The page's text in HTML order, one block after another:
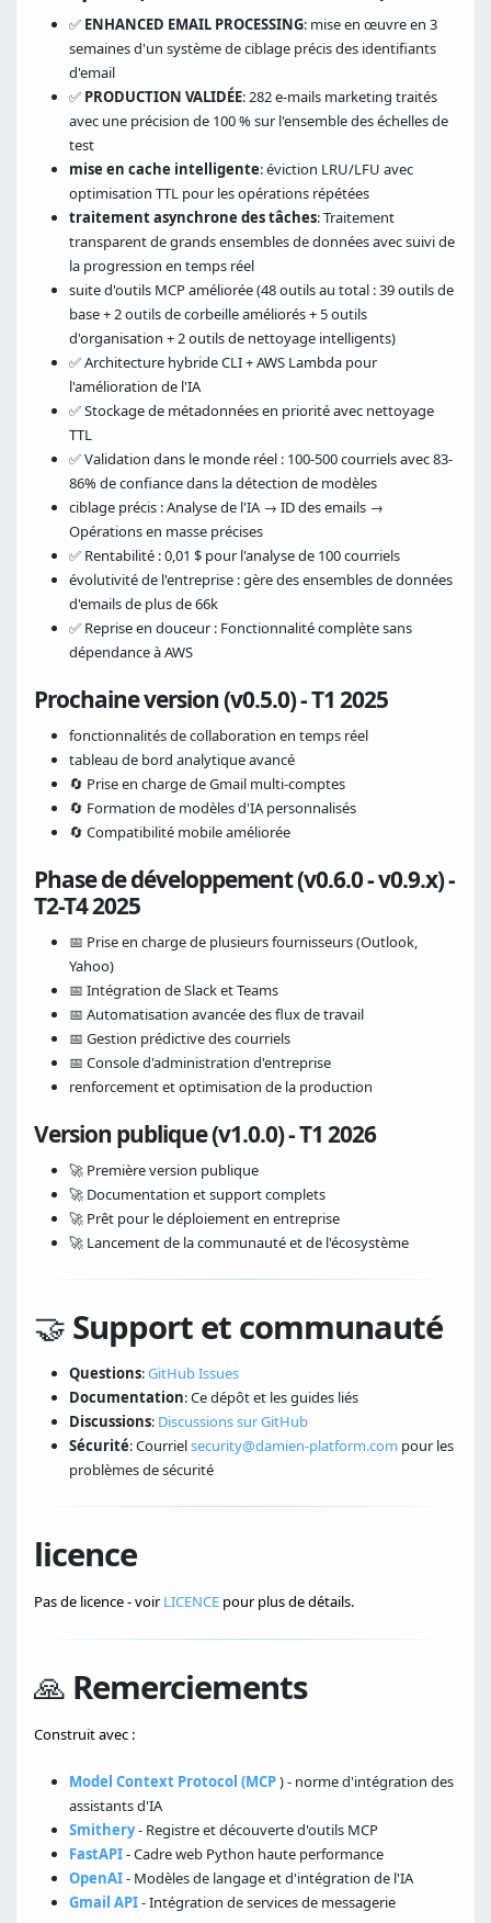
✅ ENHANCED EMAIL PROCESSING: mise en œuvre en 3
semaines d'un système de ciblage précis des identifiants
d'email
✅ PRODUCTION VALIDÉE: 282 e-mails marketing traités
avec une précision de 100 % sur l'ensemble des échelles de
test
mise en cache intelligente: éviction LRU/LFU avec
optimisation TTL pour les opérations répétées
traitement asynchrone des tâches: Traitement
transparent de grands ensembles de données avec suivi de
la progression en temps réel
suite d'outils MCP améliorée (48 outils au total : 39 outils de
base + 2 outils de corbeille améliorés + 5 outils
d'organisation + 2 outils de nettoyage intelligents)
✅ Architecture hybride CLI + AWS Lambda pour
l'amélioration de l'IA
✅ Stockage de métadonnées en priorité avec nettoyage
TTL
✅ Validation dans le monde réel : 100-500 courriels avec 83-
86% de confiance dans la détection de modèles
ciblage précis : Analyse de l'IA → ID des emails →
Opérations en masse précises
✅ Rentabilité : 0,01 $ pour l'analyse de 100 courriels
évolutivité de l'entreprise : gère des ensembles de données
d'emails de plus de 66k
✅ Reprise en douceur : Fonctionnalité complète sans
dépendance à AWS
Prochaine version (v0.5.0) - T1 2025
fonctionnalités de collaboration en temps réel
tableau de bord analytique avancé
🔄 Prise en charge de Gmail multi-comptes
🔄 Formation de modèles d'IA personnalisés
🔄 Compatibilité mobile améliorée
Phase de développement (v0.6.0 - v0.9.x) -
T2-T4 2025
📅 Prise en charge de plusieurs fournisseurs (Outlook,
Yahoo)
📅 Intégration de Slack et Teams
📅 Automatisation avancée des flux de travail
📅 Gestion prédictive des courriels
📅 Console d'administration d'entreprise
renforcement et optimisation de la production
Version publique (v1.0.0) - T1 2026
🚀 Première version publique
🚀 Documentation et support complets
🚀 Prêt pour le déploiement en entreprise
🚀 Lancement de la communauté et de l'écosystème
🤝 Support et communauté
Questions:GitHub Issues
Documentation: Ce dépôt et les guides liés
Discussions: Discussions sur GitHub
Sécurité: Courrielsecurity@damien-platform.com pour les
problèmes de sécurité
licence
Pas de licence - voirLICENCE pour plus de détails.
🙏 Remerciements
Construit avec :
Model Context Protocol (MCP) - norme d'intégration des
assistants d'IA
Smithery- Registre et découverte d'outils MCP
FastAPI- Cadre web Python haute performance
OpenAI- Modèles de langage et d'intégration de l'IA
Gmail API- Intégration de services de messagerie